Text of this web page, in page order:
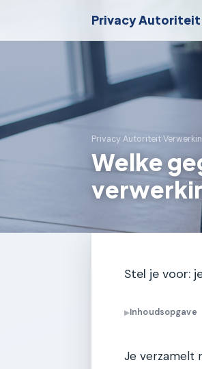
Privacy Autoriteit
Privacy Autoriteit
Welke
Stel je voor:
▶Inhoudsopgave
Je verzamelt